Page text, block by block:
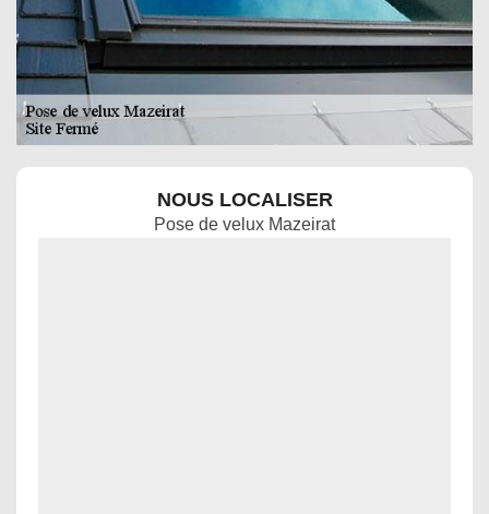
NOUS LOCALISER
Pose de velux Mazeirat